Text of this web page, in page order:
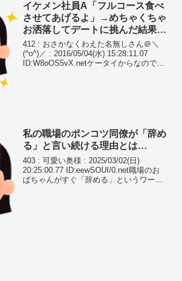
イケメン社員A「フルコース食べ
させてあげるよ」→めちゃくちゃ
お洒落してデートに挑んだ結果ｗ
ｗｗｗｗ
412 : おさかなくわえた名無しさん＠＼
(^o^)／ : 2016/05/04(水) 15:28:11.07
ID:W8oOS5vX.netケータイからなので読
私の職場のポンコツ同僚が「辞め
る」と言い続ける理由とは…
403 : 可愛い奥様 : 2025/03/02(日)
20:25:00.77 ID:eewSOUI/0.net職場のお
ばちゃんがすぐ「辞める」というワード